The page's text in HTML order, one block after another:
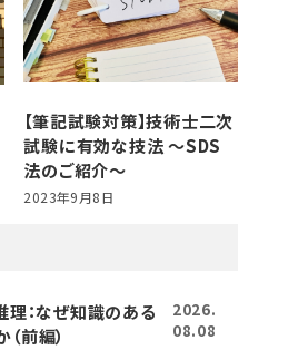
【筆記試験対策】技術士二次
試験に有効な技法 ～SDS
法のご紹介～
2023年9月8日
理：なぜ知識のある
前編）
2026.
08.08